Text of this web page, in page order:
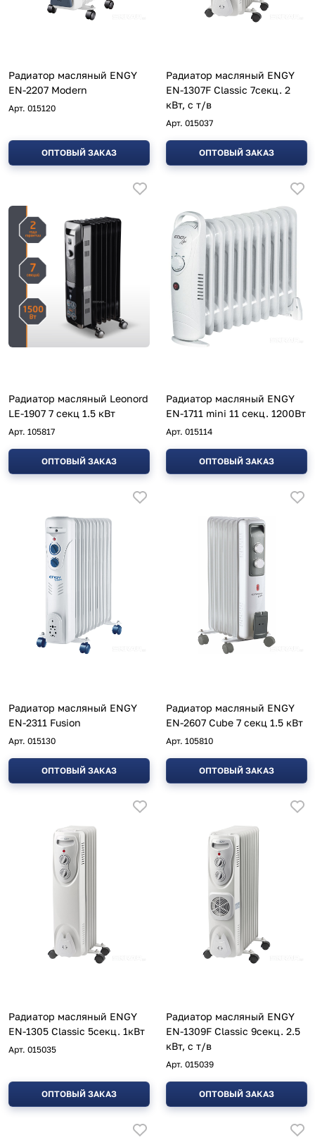
Радиатор масляный ENGY
EN-2207 Modern
Арт. 015120
ОПТОВЫЙ ЗАКАЗ
Радиатор масляный ENGY
EN-1307F Classic 7секц. 2
кВт, с т/в
Арт. 015037
ОПТОВЫЙ ЗАКАЗ
Радиатор масляный Leonord
LE-1907 7 секц 1.5 кВт
Арт. 105817
ОПТОВЫЙ ЗАКАЗ
Радиатор масляный ENGY
EN-1711 mini 11 секц. 1200Вт
Арт. 015114
ОПТОВЫЙ ЗАКАЗ
Радиатор масляный ENGY
EN-2311 Fusion
Арт. 015130
ОПТОВЫЙ ЗАКАЗ
Радиатор масляный ENGY
EN-2607 Cube 7 секц 1.5 кВт
Арт. 105810
ОПТОВЫЙ ЗАКАЗ
Радиатор масляный ENGY
EN-1305 Classic 5секц. 1кВт
Арт. 015035
ОПТОВЫЙ ЗАКАЗ
Радиатор масляный ENGY
EN-1309F Classic 9секц. 2.5
кВт, с т/в
Арт. 015039
ОПТОВЫЙ ЗАКАЗ